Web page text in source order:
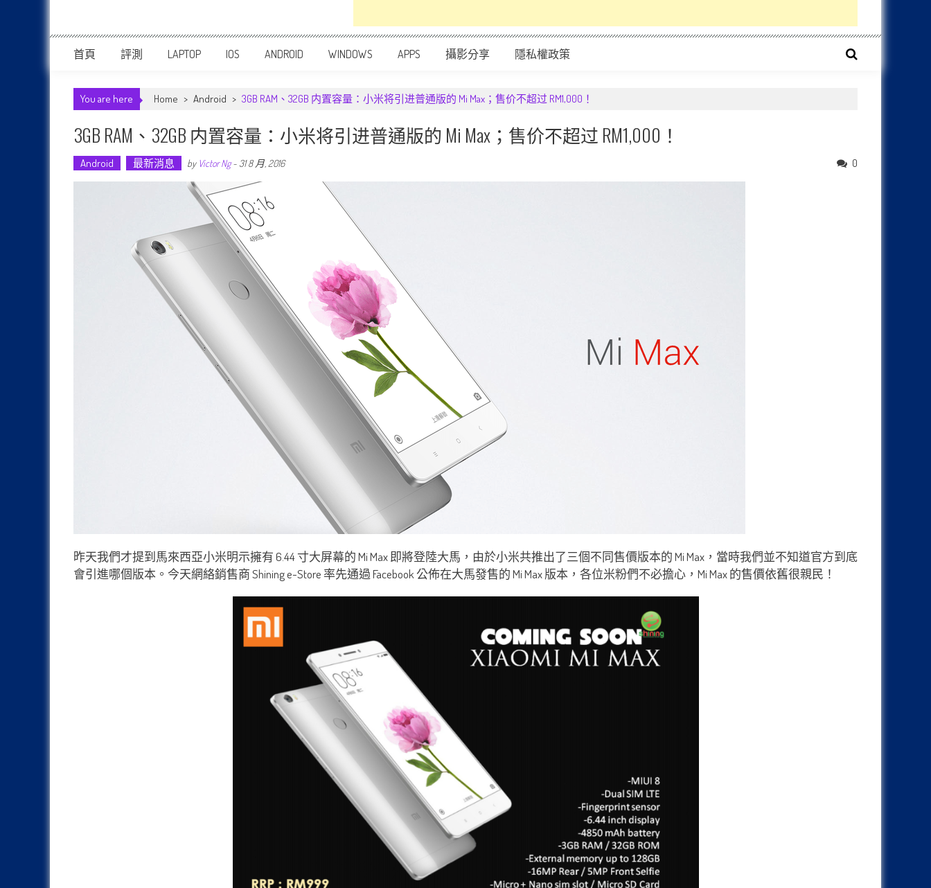
首頁 評測 LAPTOP IOS ANDROID WINDOWS APPS 攝影分享 隱私權政策
You are here Home > Android > 3GB RAM、32GB 内置容量：小米将引进普通版的 Mi Max；售价不超过 RM1,000！
3GB RAM、32GB 内置容量：小米将引进普通版的 Mi Max；售价不超过 RM1,000！
Android 最新消息 by Victor Ng- 31 8 月, 2016 0
昨天我們才提到馬來西亞小米明示擁有 6.44 寸大屏幕的 Mi Max 即將登陸大馬，由於小米共推出了三個不同售價版本的 Mi Max，當時我們並不知道官方到底
會引進哪個版本。今天網絡銷售商 Shining e-Store 率先通過 Facebook 公佈在大馬發售的 Mi Max 版本，各位米粉們不必擔心，Mi Max 的售價依舊很親民！